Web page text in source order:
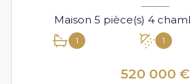
1 1
520 000 €